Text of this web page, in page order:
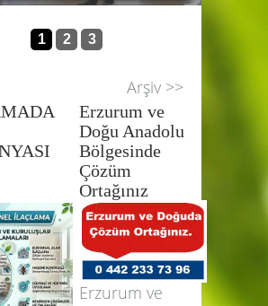
olarak tanıtan
1 3
Arşiv >>
Erzurum ve
Doğu Anadolu
Bölgesinde
Çözüm
Ortağınız